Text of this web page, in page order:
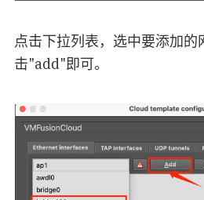
点击下拉列表，选中要添加的
击"add"即可。